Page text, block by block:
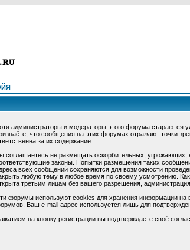
администраторы и модераторы этого форума стараются
что сообщения на этих форумах отражают точки
за их содержание.
соглашаетесь не размещать оскорбительных,
законы. Попытки размещения таких
всех сообщений сохраняются для возможности
любую тему в любое время по своему усмотрению.
третьим лицам без вашего разрешения,
форумы используют cookies для хранения информации на
Ваш e-mail адрес используется лишь для
на кнопку регистрации вы подтверждаете своё